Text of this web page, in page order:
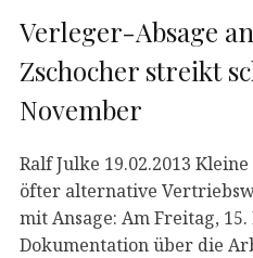
Verleger-Absage
Zschocher streikt
November
Ralf Julke 19.02.2013
öfter alternative
mit Ansage: Am Freitag,
Dokumentation über die